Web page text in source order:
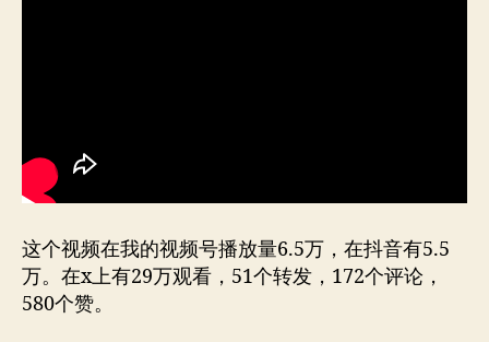
这个视频在我的视频号播放量6.5万，在抖音有5.5
万。在x上有29万观看，51个转发，172个评论，
580个赞。